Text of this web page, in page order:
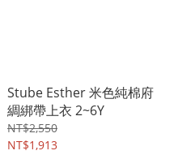
Stube Esther 米色純棉府
綢綁帶上衣 2~6Y
NT$2,550
NT$1,913